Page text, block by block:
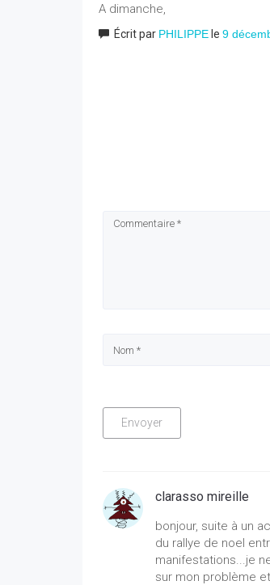
A dimanche,
Écrit par PHILIPPE le 9
clarasso mireille
bonjour, suite à un
du rallye de noel
manifestations...je
sur mon problème